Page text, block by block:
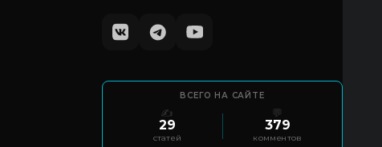
ВСЕГО НА САЙТЕ
✍️
29
статей
💬
379
комментов